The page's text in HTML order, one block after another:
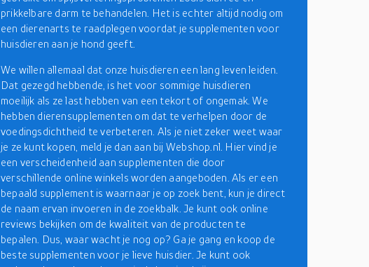
prikkelbare darm te behandelen. Het is echter altijd nodig om
een dierenarts te raadplegen voordat je supplementen voor
huisdieren aan je hond geeft.
We willen allemaal dat onze huisdieren een lang leven leiden.
Dat gezegd hebbende, is het voor sommige huisdieren
moeilijk als ze last hebben van een tekort of ongemak. We
hebben dierensupplementen om dat te verhelpen door de
voedingsdichtheid te verbeteren. Als je niet zeker weet waar
je ze kunt kopen, meld je dan aan bij Webshop.nl. Hier vind je
een verscheidenheid aan supplementen die door
verschillende online winkels worden aangeboden. Als er een
bepaald supplement is waarnaar je op zoek bent, kun je direct
de naam ervan invoeren in de zoekbalk. Je kunt ook online
reviews bekijken om de kwaliteit van de producten te
bepalen. Dus, waar wacht je nog op? Ga je gang en koop de
beste supplementen voor je lieve huisdier. Je kunt ook